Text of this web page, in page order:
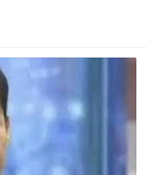
detail… 被害
なく、シャインマス
おらず、警察はパト